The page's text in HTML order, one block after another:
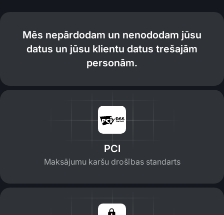
Mēs nepārdodam un nenododam jūsu
datus un jūsu klientu datus trešajām
personām.
PCI
Maksājumu karšu drošības standarts